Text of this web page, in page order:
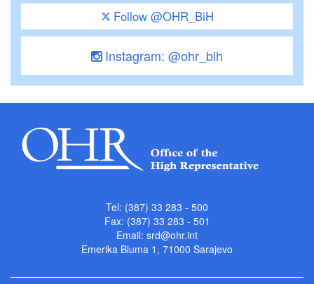
Follow @OHR_BiH
Instagram: @ohr_bih
Tel: (387) 33 283 - 500
Fax: (387) 33 283 - 501
Email: srd@ohr.int
Emerika Bluma 1, 71000 Sarajevo